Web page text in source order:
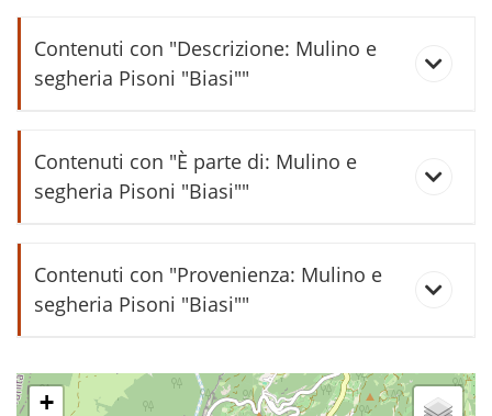
Comunicato sindacale ai mugnai
Eredi di Pasqua Caldini
Contenuti con "Descrizione: Mulino e
segheria Pisoni "Biasi""
La centralina Pisoni alla "Pontara"
veneziana in scala ridotta
Contenuti con "È parte di: Mulino e
segheria Pisoni "Biasi""
Ricostruzione di un mulino a
Contenuti con "Provenienza: Mulino e
segheria Pisoni "Biasi""
Fuso del mulino Pisoni "Biasi"
+